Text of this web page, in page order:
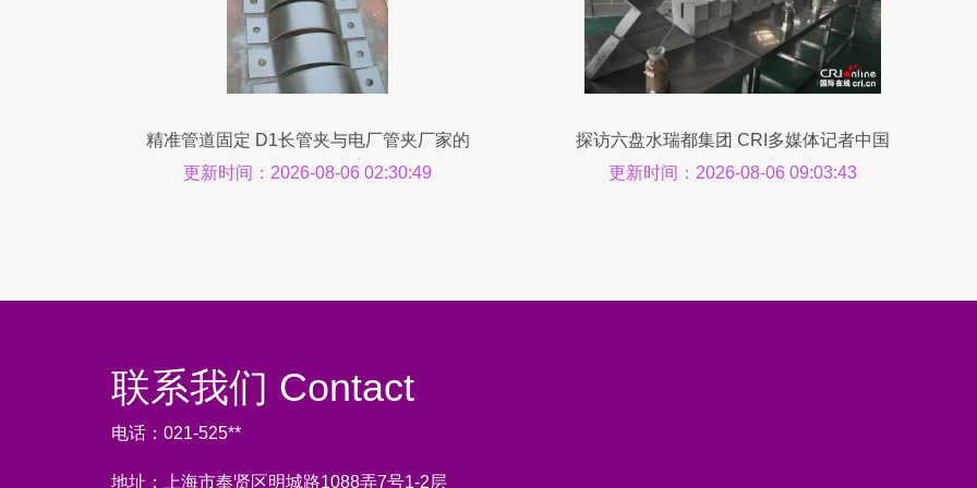
精准管道固定 D1长管夹与电厂管夹厂家的
专业化解决方案
更新时间：2026-08-06 02:30:49
探访六盘水瑞都集团 CRI多媒体记者中国
行见证绿色建材新篇章
更新时间：2026-08-06 09:03:43
联系我们 Contact
电话：021-525**
地址：上海市奉贤区明城路1088弄7号1-2层